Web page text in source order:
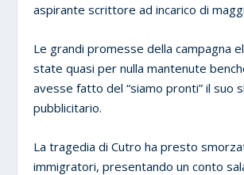
aspirante scrittore ad incarico di
Le grandi promesse della campagna
state quasi per nulla mantenute
avesse fatto del “siamo pronti” il suo
pubblicitario.
La tragedia di Cutro ha presto
immigratori, presentando un conto